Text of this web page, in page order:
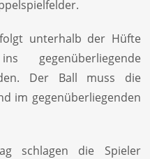
unterhalb der Hüfte
gegenüberliegende
Der Ball muss die
im gegenüberliegenden
schlagen die Spieler